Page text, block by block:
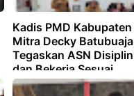
Kadis PMD Kabupaten
Mitra Decky Batubuaja
Tegaskan ASN Disiplin
dan Bekerja Sesuai
Tupoksi